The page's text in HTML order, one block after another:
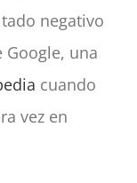
negativo
Google, una
cuando
vez en